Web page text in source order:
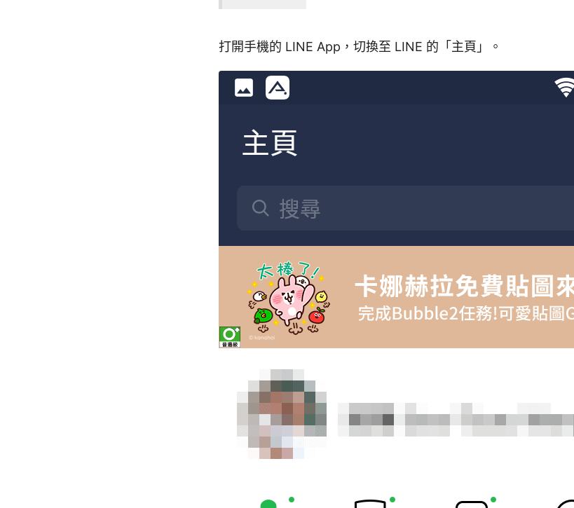
打開手機的 LINE App，切換至 LINE 的「主頁」。